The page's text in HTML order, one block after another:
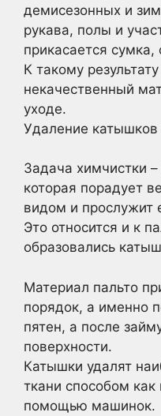
демисезонных и
рукава, полы и
прикасается
К такому
некачественный
уходе.
Удаление катышков
Задача химчистки
которая порадует
видом и прослужит
Это относится и к
образовались
Материал пальто
порядок, а именно
пятен, а после
поверхности.
Катышки удалят
ткани способом
помощью машинок.